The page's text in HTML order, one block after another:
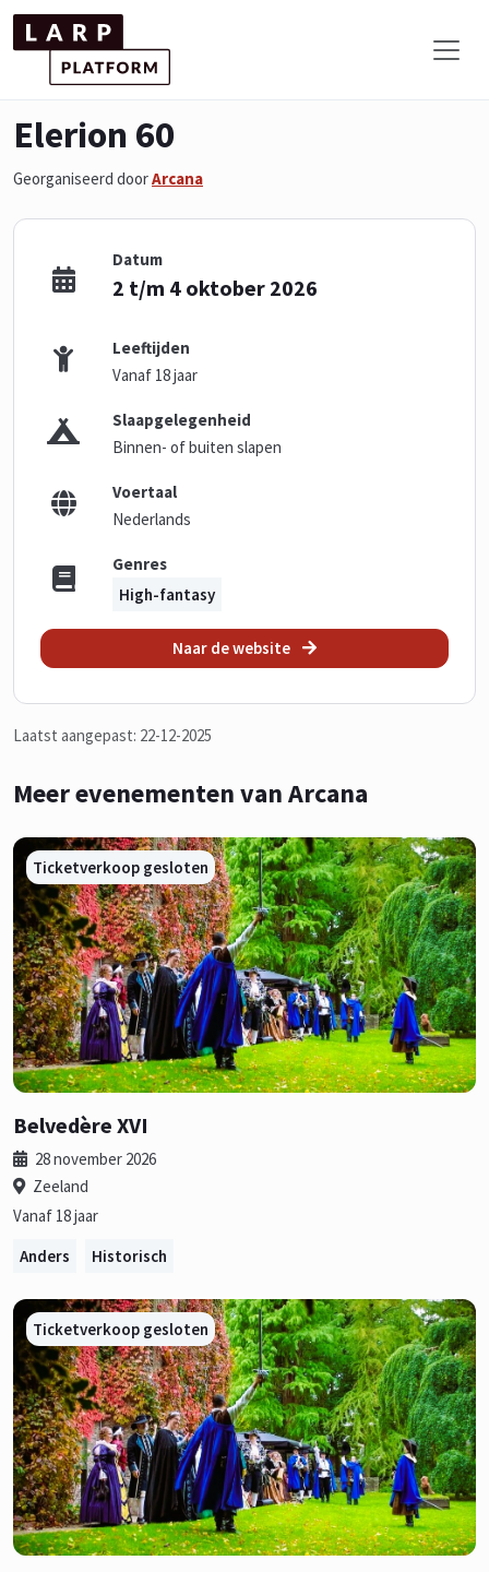
Elerion 60
Georganiseerd doorArcana
Datum
2 t/m 4 oktober 2026
Leeftijden
Vanaf 18 jaar
Slaapgelegenheid
Binnen- of buiten slapen
Voertaal
Nederlands
Genres
High-fantasy
Naar de website
Laatst aangepast: 22-12-2025
Meer evenementen van Arcana
Ticketverkoop gesloten
Belvedère XVI
28 november 2026
Zeeland
Vanaf 18 jaar
Anders
Historisch
Ticketverkoop gesloten